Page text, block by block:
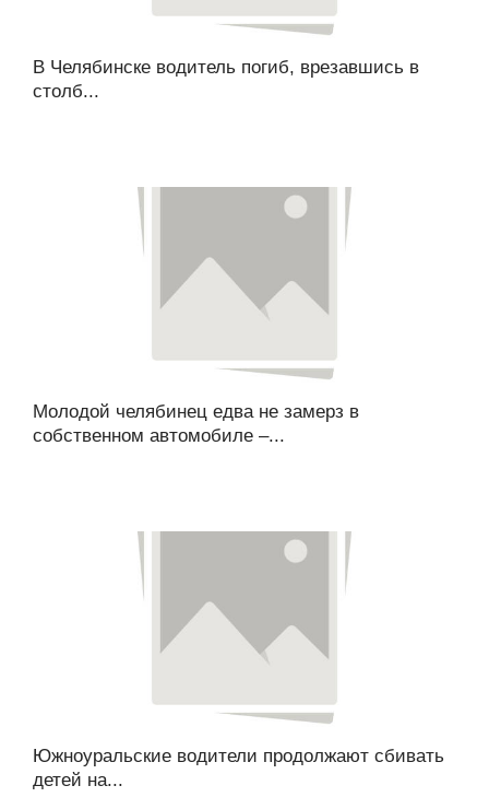
В Челябинске водитель погиб, врезавшись в
столб...
Молодой челябинец едва не замерз в
собственном автомобиле –...
Южноуральские водители продолжают сбивать
детей на...